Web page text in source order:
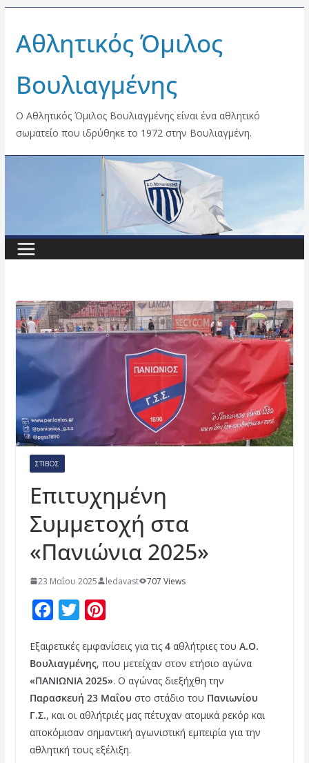
content
Αθλητικός Όμιλος
Βουλιαγμένης
Ο Αθλητικός Όμιλος Βουλιαγμένης είναι ένα αθλητικό
σωματείο που ιδρύθηκε το 1972 στην Βουλιαγμένη.
ΣΤΊΒΟΣ
Επιτυχημένη
Συμμετοχή στα
«Πανιώνια 2025»
23 Μαΐου 2025 ledavast 707 Views
c
e
b
o
o
k
i
t
t
e
r
n
t
e
r
e
s
Εξαιρετικές εμφανίσεις για τις4αθλήτριες του Α.Ο.
Βουλιαγμένης, που μετείχαν στον ετήσιο αγώνα
«ΠΑΝΙΩΝΙΑ 2025». Ο αγώνας διεξήχθη την
Παρασκευή 23 Μαΐου στο στάδιο του Πανιωνίου
Γ.Σ., και οι αθλήτριές μας πέτυχαν ατομικά ρεκόρ και
αποκόμισαν σημαντική αγωνιστική εμπειρία για την
αθλητική τους εξέλιξη.